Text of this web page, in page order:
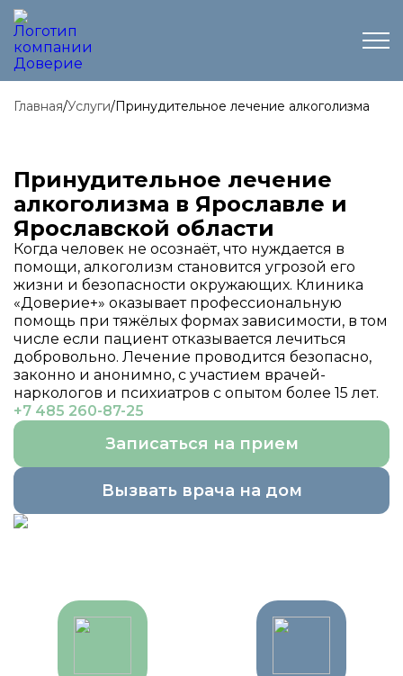
Главная/Услуги/Принудительное лечение алкоголизма
Принудительное лечение
алкоголизма в Ярославле и
Ярославской области
Когда человек не осознаёт, что нуждается в
помощи, алкоголизм становится угрозой его
жизни и безопасности окружающих. Клиника
«Доверие+» оказывает профессиональную
помощь при тяжёлых формах зависимости, в том
числе если пациент отказывается лечиться
добровольно. Лечение проводится безопасно,
законно и анонимно, с участием врачей-
наркологов и психиатров с опытом более 15 лет.
+7 485 260-87-25
Записаться на прием
Вызвать врача на дом